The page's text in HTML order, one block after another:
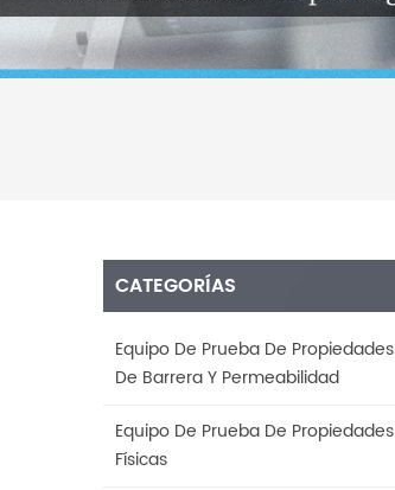
CATEGORÍAS
Equipo De Prueba De Propiedades
De Barrera Y Permeabilidad
Equipo De Prueba De Propiedades
Físicas